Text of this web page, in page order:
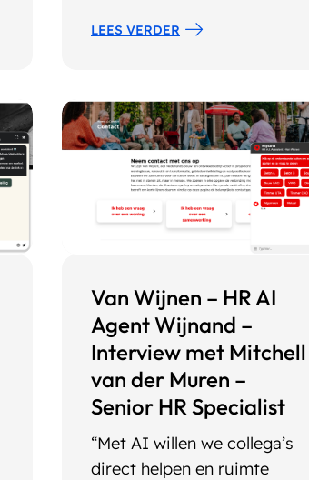
LEES VERDER
Van Wijnen – HR AI
Agent Wijnand –
Interview met Mitchell
van der Muren –
Senior HR Specialist
“Met AI willen we collega’s
direct helpen en ruimte